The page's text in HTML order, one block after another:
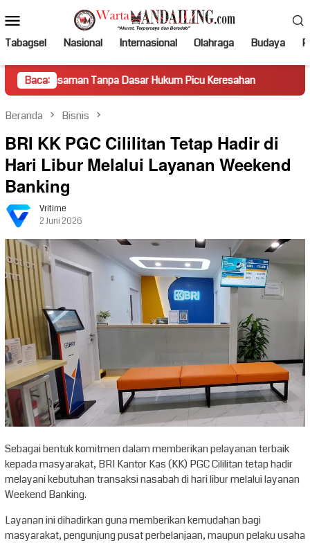
ke
kontenMobile
Tabagsel Nasional Internasional Olahraga Budaya
Baca:
Tanpa Dasar Hukum Picu Keresahan Truk Miring
Beranda Bisnis
BRI KK PGC Cililitan Tetap Hadir di
Hari Libur Melalui Layanan Weekend
Banking
Vritime
2 Juni 2026
Sebagai bentuk komitmen dalam memberikan pelayanan terbaik
kepada masyarakat, BRI Kantor Kas (KK) PGC Cililitan tetap hadir
melayani kebutuhan transaksi nasabah di hari libur melalui layanan
Weekend Banking.
Layanan ini dihadirkan guna memberikan kemudahan bagi
masyarakat, pengunjung pusat perbelanjaan, maupun pelaku usaha